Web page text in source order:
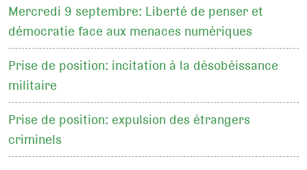
Mercredi 9 septembre: Liberté de penser et
démocratie face aux menaces numériques
Prise de position: incitation à la désobéissance
militaire
Prise de position: expulsion des étrangers
criminels